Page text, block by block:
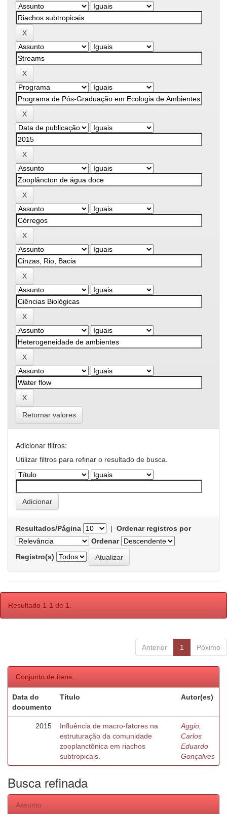
Retornar valores
Adicionar filtros:
Utilizar filtros para refinar o resultado de busca.
Resultados/Página | Ordenar registros por
Ordenar
Registro(s)
Resultado 1-1 de 1.
Anterior 1 Póximo
Conjunto de itens:
Data do
documento
Título Autor(es)
2015
Influência de macro-fatores na
estruturação da comunidade
zooplanctônica em riachos
subtropicais.
Aggio,
Carlos
Eduardo
Gonçalves
Busca refinada
Assunto